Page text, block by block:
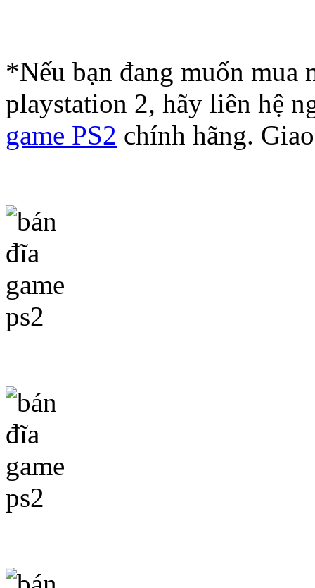
*Nếu bạn đang muốn mua
playstation 2, hãy liên hệ
game PS2 chính hãng.